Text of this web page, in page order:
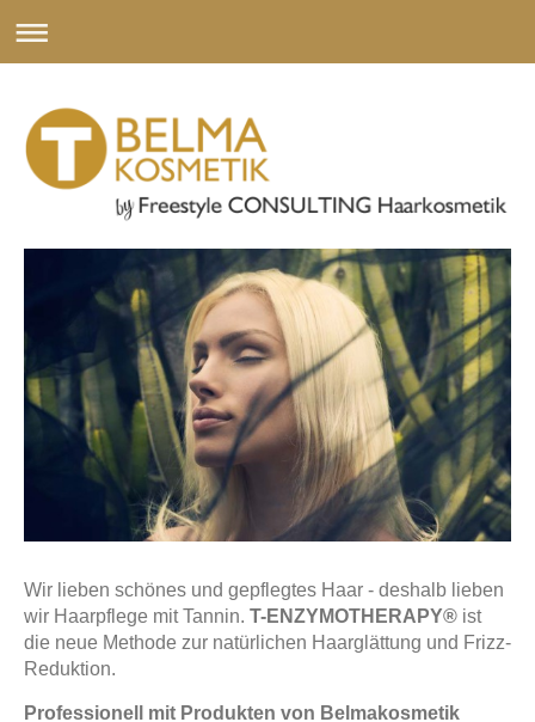
Wir lieben schönes und gepflegtes Haar - deshalb lieben
wir Haarpflege mit Tannin. T-ENZYMOTHERAPY® ist
die neue Methode zur natürlichen Haarglättung und Frizz-
Reduktion.
Professionell mit Produkten von Belmakosmetik